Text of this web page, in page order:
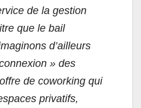
de la gestion
que le bail
d’ailleurs
» des
de coworking qui
privatifs,